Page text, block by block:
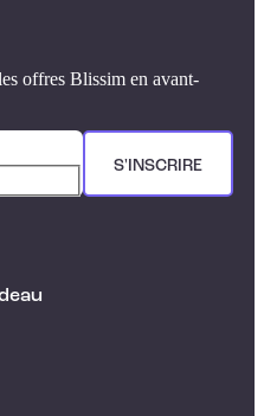
offres Blissim en avant-
S'INSCRIRE